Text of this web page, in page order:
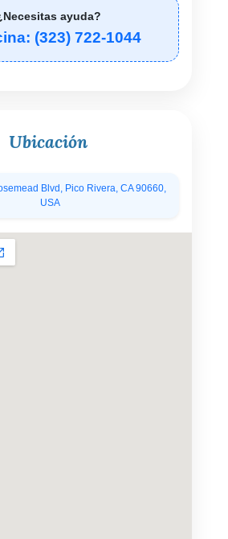
ayuda?
(323) 722-1044
Ubicación
Blvd, Pico Rivera, CA 90660,
USA